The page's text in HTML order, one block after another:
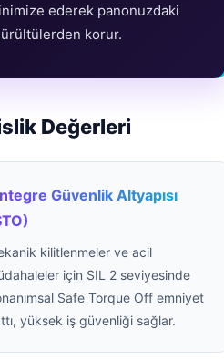
ederek panonuzdaki
korur.
Değerleri
Güvenlik Altyapısı
kilitlenmeler ve acil
için SIL 2 seviyesinde
Safe Torque Off emniyet
yüksek iş güvenliği sağlar.